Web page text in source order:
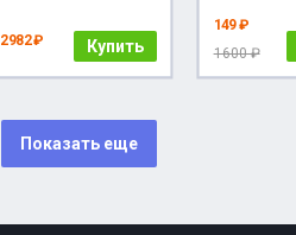
2982 ₽ Купить
149 ₽
1600 ₽
Показать еще